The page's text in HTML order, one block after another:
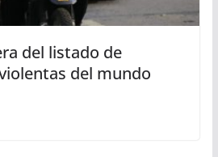
del listado de
del mundo